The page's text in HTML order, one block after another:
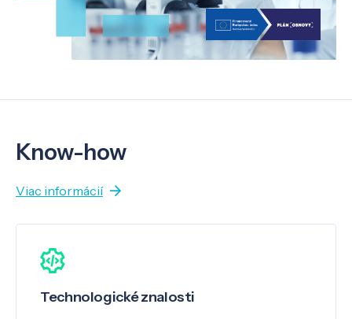
Know-how
Viac informácií
Technologické znalosti